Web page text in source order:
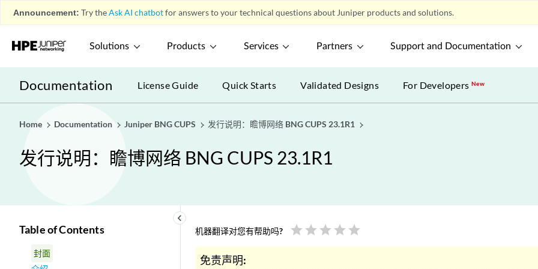
Announcement: Try theAsk AI chatbotfor answers to your technical questions about Juniper products and solutions.
Solutions Products Services Partners Support and Documentation
Documentation License Guide Quick Starts Validated Designs For DevelopersNew
Home Documentation Juniper BNG CUPS 发行说明：瞻博网络 BNG CUPS 23.1R1
发行说明：瞻博网络 BNG CUPS 23.1R1
keyboard_arrow_left
Table of Contents
封面
机器翻译对您有帮助吗? star star star star star
免责声明: